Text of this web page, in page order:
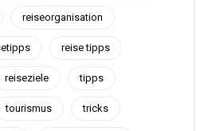
reiseorganisation
reise tipps
reiseziele tipps
tourismus tricks